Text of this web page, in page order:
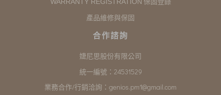
產品維修與保固
合作諮詢
婕尼思股份有限公司
統一編號：24531529
業務合作/行銷洽詢： genios.pm1@gmail.com